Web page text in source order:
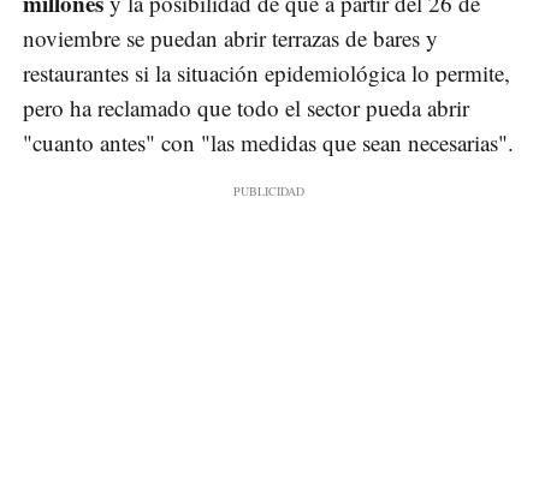
noviembre se puedan abrir terrazas de bares y
restaurantes si la situación epidemiológica lo permite,
pero ha reclamado que todo el sector pueda abrir
"cuanto antes" con "las medidas que sean necesarias".